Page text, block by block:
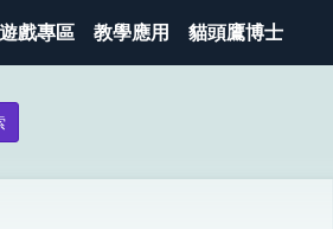
遊戲專區 教學應用 貓頭鷹博士